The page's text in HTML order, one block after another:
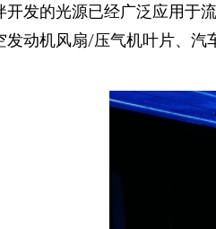
开发的光源已经广泛应用于
发动机风扇/压气机叶片、汽